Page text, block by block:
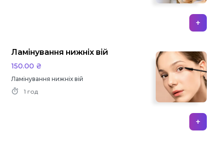
+
Ламінування нижніх вій
150.00 ₴
Ламінування нижніх вій
1 год
+